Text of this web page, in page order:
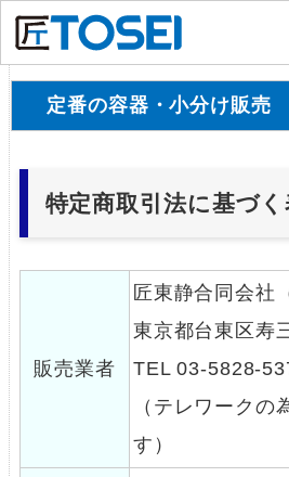
特定商取引法に基づ
販売業者
匠東静合同会社
東京都台東区寿
TEL 03-5828-
（テレワークの
す）
定番の容器・小分け販売